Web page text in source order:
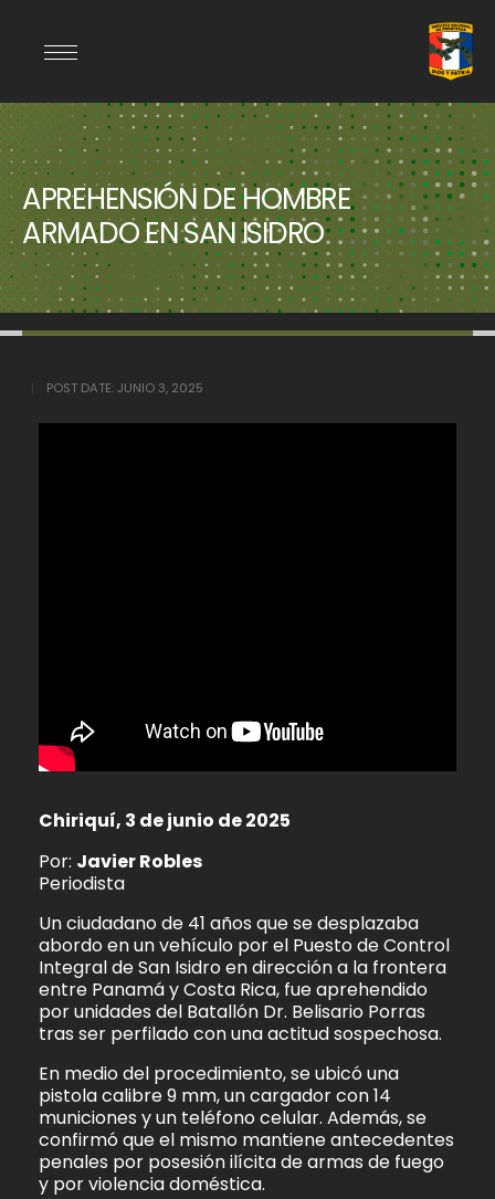
APREHENSIÓN DE HOMBRE
ARMADO EN SAN ISIDRO
POST DATE:JUNIO 3, 2025
Chiriquí, 3 de junio de 2025
Por: Javier Robles
Periodista
Un ciudadano de 41 años que se desplazaba
abordo en un vehículo por el Puesto de Control
Integral de San Isidro en dirección a la frontera
entre Panamá y Costa Rica, fue aprehendido
por unidades del Batallón Dr. Belisario Porras
tras ser perfilado con una actitud sospechosa.
En medio del procedimiento, se ubicó una
pistola calibre 9 mm, un cargador con 14
municiones y un teléfono celular. Además, se
confirmó que el mismo mantiene antecedentes
penales por posesión ilícita de armas de fuego
y por violencia doméstica.